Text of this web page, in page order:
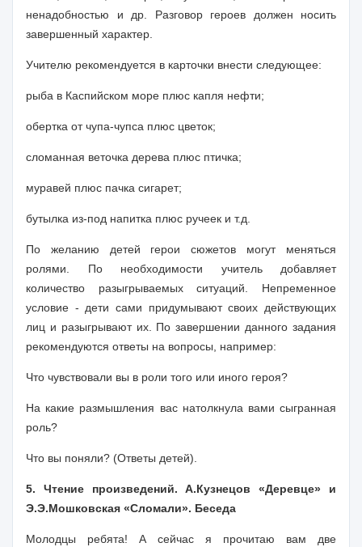
ненадобностью и др. Разговор героев должен носить
завершенный характер.
Учителю рекомендуется в кар­точки внести следующее:
рыба в Каспийском море плюс капля нефти;
обертка от чупа-чупса плюс цветок;
сломанная веточка дерева плюс птичка;
муравей плюс пачка сигарет;
бутылка из-под напитка плюс ручеек и т.д.
По желанию детей герои сюжетов могут меняться
ролями. По необходимости учитель добавляет
количество разыгрываемых ситуаций. Непременное
условие - дети сами придумывают своих действующих
лиц и разыгрывают их. По завершении данного задания
рекомендуют­ся ответы на вопросы, например:
Что чувствовали вы в роли того или иного героя?
На какие размышления вас натолкнула вами сыгранная
роль?
Что вы поняли? (Ответы детей).
5. Чтение произведений. А.Кузнецов «Деревце» и
Э.Э.Мошковская «Сломали». Беседа
Молодцы ребята! А сейчас я прочитаю вам две